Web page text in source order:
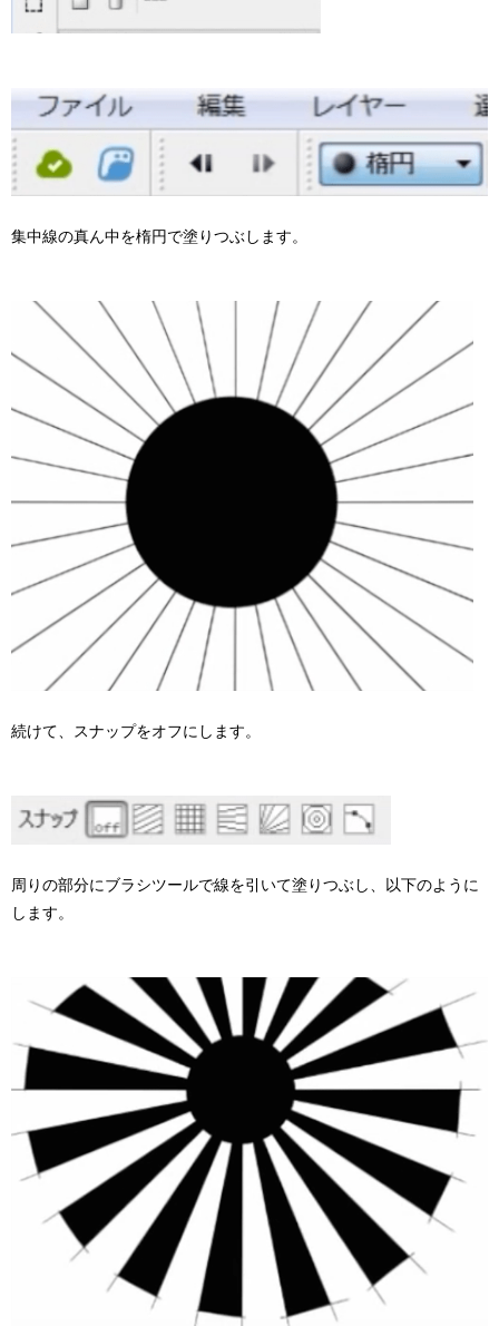
集中線の真ん中を楕円で塗りつぶします。
続けて、スナップをオフにします。
周りの部分にブラシツールで線を引いて塗りつぶし、以下のように
します。